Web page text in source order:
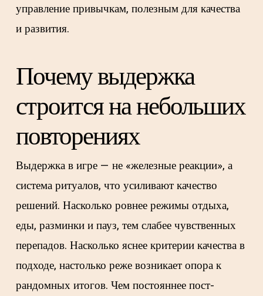
управление привычкам, полезным для качества
и развития.
Почему выдержка
строится на небольших
повторениях
Выдержка в игре — не «железные реакции», а
система ритуалов, что усиливают качество
решений. Насколько ровнее режимы отдыха,
еды, разминки и пауз, тем слабее чувственных
перепадов. Насколько яснее критерии качества в
подходе, настолько реже возникает опора к
рандомных итогов. Чем постояннее пост-